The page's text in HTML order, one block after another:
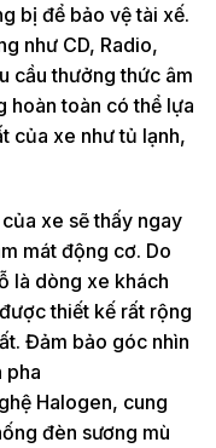
bị để bảo vệ tài xế.
như CD, Radio,
cầu thưởng thức âm
hoàn toàn có thể lựa
của xe như tủ lạnh,
xe sẽ thấy ngay
mát động cơ. Do
là dòng xe khách
thiết kế rất rộng
Đảm bảo góc nhìn
pha
Halogen, cung
đèn sương mù